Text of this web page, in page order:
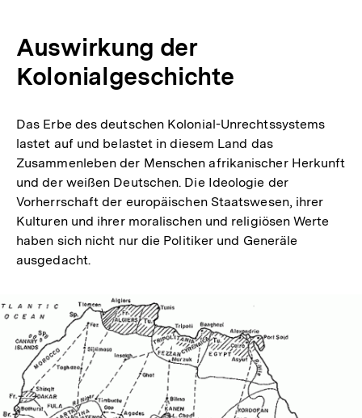
Auswirkung der
Kolonialgeschichte
Das Erbe des deutschen Kolonial-Unrechtssystems
lastet auf und belastet in diesem Land das
Zusammenleben der Menschen afrikanischer Herkunft
und der weißen Deutschen. Die Ideologie der
Vorherrschaft der europäischen Staatswesen, ihrer
Kulturen und ihrer moralischen und religiösen Werte
haben sich nicht nur die Politiker und Generäle
ausgedacht.